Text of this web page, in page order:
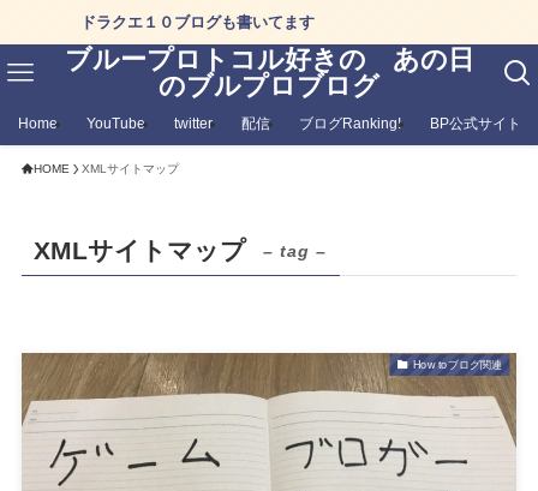
ドラクエ１０ブログも書いてます
ブループロトコル好きの あの日
のブルプロブログ
Home YouTube twitter 配信 ブログRanking! BP公式サイト
HOME XMLサイトマップ
XMLサイトマップ – tag –
How toブログ関連